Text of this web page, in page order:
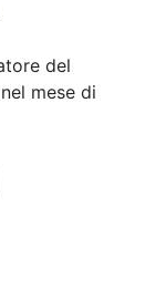
del
mese di